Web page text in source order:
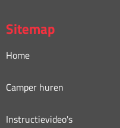
Sitemap
Home
Camper huren
Instructievideo's